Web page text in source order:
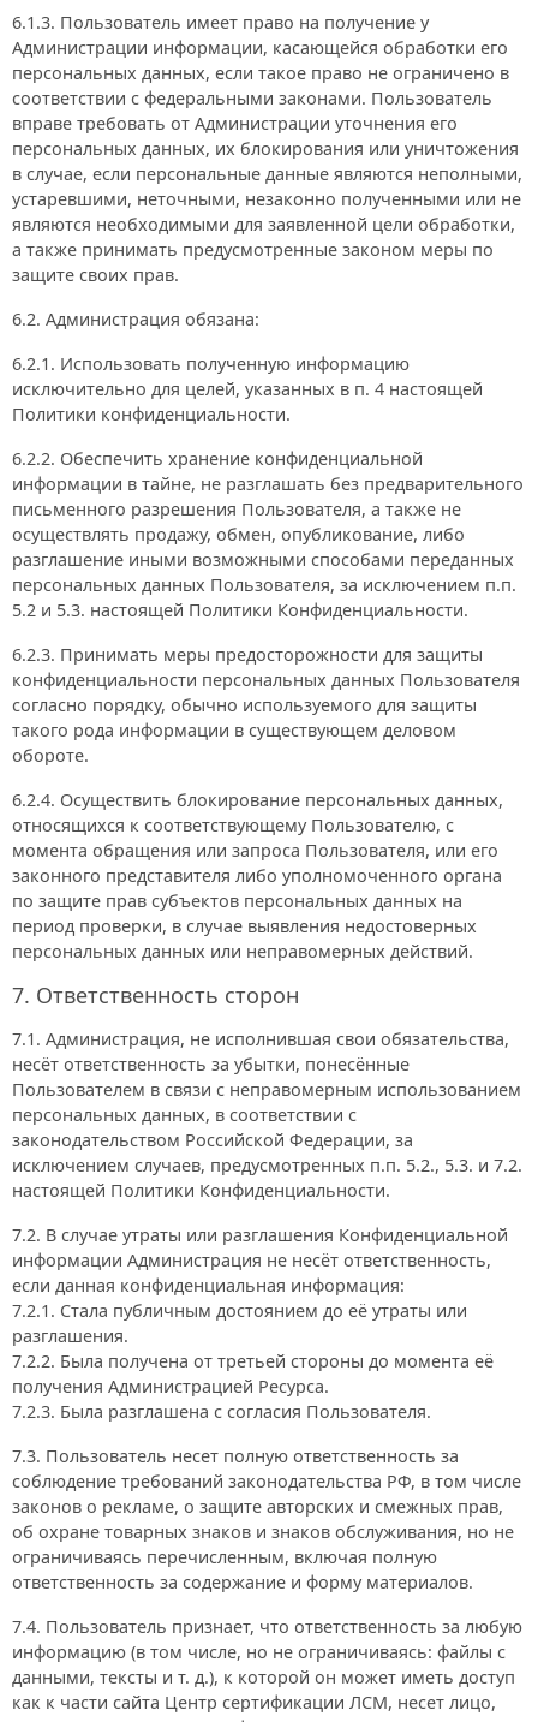
6.1.3. Пользователь имеет право на получение у
Администрации информации, касающейся обработки его
персональных данных, если такое право не ограничено в
соответствии с федеральными законами. Пользователь
вправе требовать от Администрации уточнения его
персональных данных, их блокирования или уничтожения
в случае, если персональные данные являются неполными,
устаревшими, неточными, незаконно полученными или не
являются необходимыми для заявленной цели обработки,
а также принимать предусмотренные законом меры по
защите своих прав.
6.2. Администрация обязана:
6.2.1. Использовать полученную информацию
исключительно для целей, указанных в п. 4 настоящей
Политики конфиденциальности.
6.2.2. Обеспечить хранение конфиденциальной
информации в тайне, не разглашать без предварительного
письменного разрешения Пользователя, а также не
осуществлять продажу, обмен, опубликование, либо
разглашение иными возможными способами переданных
персональных данных Пользователя, за исключением п.п.
5.2 и 5.3. настоящей Политики Конфиденциальности.
6.2.3. Принимать меры предосторожности для защиты
конфиденциальности персональных данных Пользователя
согласно порядку, обычно используемого для защиты
такого рода информации в существующем деловом
обороте.
6.2.4. Осуществить блокирование персональных данных,
относящихся к соответствующему Пользователю, с
момента обращения или запроса Пользователя, или его
законного представителя либо уполномоченного органа
по защите прав субъектов персональных данных на
период проверки, в случае выявления недостоверных
персональных данных или неправомерных действий.
7. Ответственность сторон
7.1. Администрация, не исполнившая свои обязательства,
несёт ответственность за убытки, понесённые
Пользователем в связи с неправомерным использованием
персональных данных, в соответствии с
законодательством Российской Федерации, за
исключением случаев, предусмотренных п.п. 5.2., 5.3. и 7.2.
настоящей Политики Конфиденциальности.
7.2. В случае утраты или разглашения Конфиденциальной
информации Администрация не несёт ответственность,
если данная конфиденциальная информация:
7.2.1. Стала публичным достоянием до её утраты или
разглашения.
7.2.2. Была получена от третьей стороны до момента её
получения Администрацией Ресурса.
7.2.3. Была разглашена с согласия Пользователя.
7.3. Пользователь несет полную ответственность за
соблюдение требований законодательства РФ, в том числе
законов о рекламе, о защите авторских и смежных прав,
об охране товарных знаков и знаков обслуживания, но не
ограничиваясь перечисленным, включая полную
ответственность за содержание и форму материалов.
7.4. Пользователь признает, что ответственность за любую
информацию (в том числе, но не ограничиваясь: файлы с
данными, тексты и т. д.), к которой он может иметь доступ
как к части сайта Центр сертификации ЛСМ, несет лицо,